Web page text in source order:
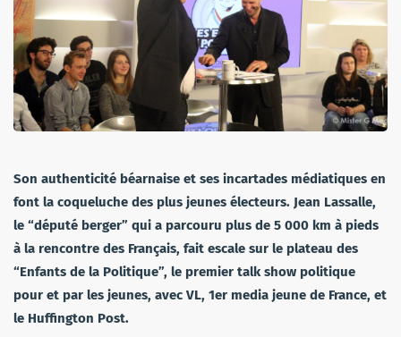
Son authenticité béarnaise et ses incartades médiatiques en
font la coqueluche des plus jeunes électeurs. Jean Lassalle,
le “député berger” qui a parcouru plus de 5 000 km à pieds
à la rencontre des Français, fait escale sur le plateau des
“Enfants de la Politique”, le premier talk show politique
pour et par les jeunes, avec VL, 1er media jeune de France, et
le Huffington Post.